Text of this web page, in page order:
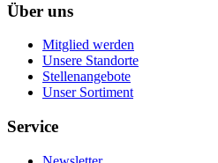
Über uns
Mitglied werden
Unsere Standorte
Stellenangebote
Unser Sortiment
Service